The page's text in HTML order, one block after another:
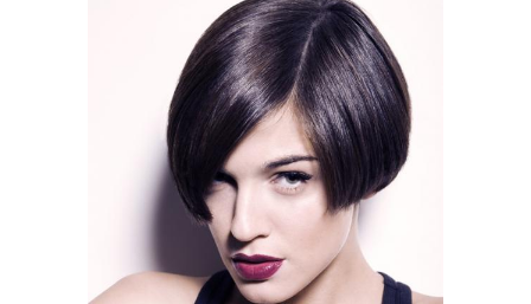
Текстура в стрижку Зрелая женщина
Стрижки на короткие
Модная стрижка